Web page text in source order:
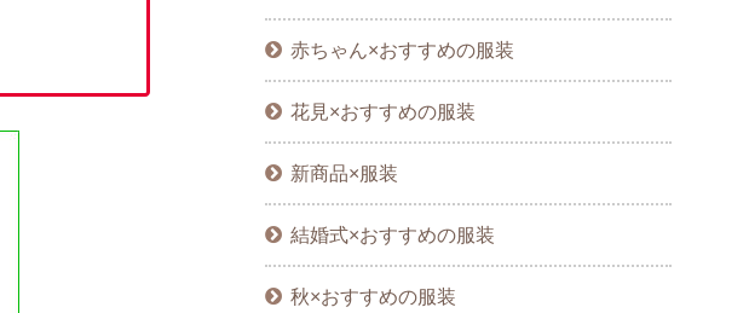
赤ちゃん×おすすめの服装
花見×おすすめの服装
新商品×服装
結婚式×おすすめの服装
秋×おすすめの服装